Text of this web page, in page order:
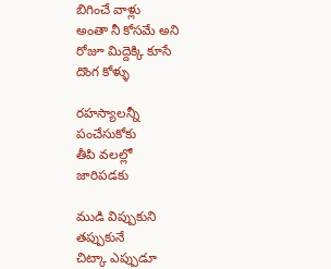
బిగించే వాళ్లు
అంతా నీ కోసమే అని
రోజూ మిద్దెక్కి కూసే
దొంగ కోళ్ళు
రహస్యాలన్నీ
పంచేసుకోకు
తీపి వలల్లో
జారిపడకు
ముడి విప్పుకుని
తప్పుకునే
చిట్కా ఎప్పుడూ